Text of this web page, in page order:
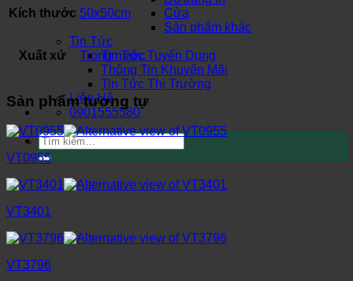
Cửa
Sản phẩm khác
Tin Tức
Tin Tức Tuyển Dụng
Thông Tin Khuyến Mãi
Tin Tức Thị Trường
Liên Hệ
0901555580
Tìm
kiếm:
Kích thước 50x50cm
Xuất xứ Trong nước
Sản phẩm tương tự
VT0955
VT3401
VT3796